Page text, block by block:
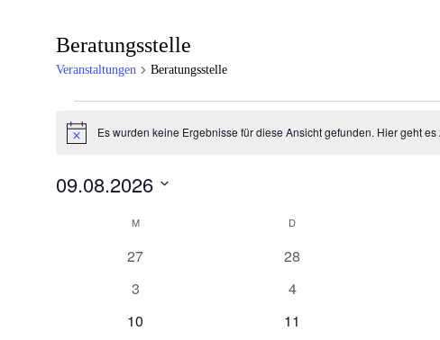
Beratungsstelle
Veranstaltungen Beratungsstelle
HinweisEs wurden keine Ergebnisse für diese Ansicht gefunden. Hier geht es
09.08.2026
KalenderMMONTAG D
0
27
0
28
0
3
0
4
0
10
0
11